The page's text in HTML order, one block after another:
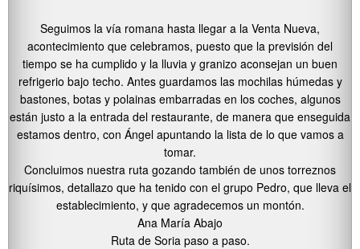
Seguimos la vía romana hasta llegar a la Venta Nueva,
acontecimiento que celebramos, puesto que la previsión del
tiempo se ha cumplido y la lluvia y granizo aconsejan un buen
refrigerio bajo techo. Antes guardamos las mochilas húmedas y
bastones, botas y polainas embarradas en los coches, algunos
están justo a la entrada del restaurante, de manera que enseguida
estamos dentro, con Ángel apuntando la lista de lo que vamos a
tomar.
Concluimos nuestra ruta gozando también de unos torreznos
riquísimos, detallazo que ha tenido con el grupo Pedro, que lleva el
establecimiento, y que agradecemos un montón.
Ana María Abajo
Ruta de Soria paso a paso.